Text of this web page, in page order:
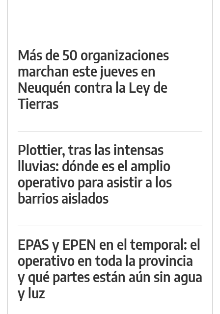
Más de 50 organizaciones
marchan este jueves en
Neuquén contra la Ley de
Tierras
Plottier, tras las intensas
lluvias: dónde es el amplio
operativo para asistir a los
barrios aislados
EPAS y EPEN en el temporal: el
operativo en toda la provincia
y qué partes están aún sin agua
y luz